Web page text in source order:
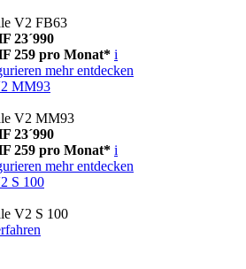
V2 FB63
23´990
259 pro Monat* i
mehr entdecken
MM93
V2 MM93
23´990
259 pro Monat* i
mehr entdecken
S 100
V2 S 100